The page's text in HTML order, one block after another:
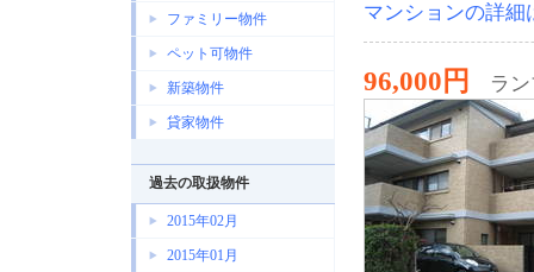
マンションの詳細
96,000円 ラ
ファミリー物件
ペット可物件
新築物件
貸家物件
過去の取扱物件
2015年02月
2015年01月